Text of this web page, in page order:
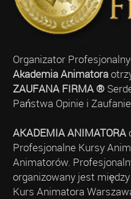
Organizator
Akademia Animatora
ZAUFANA FIRMA ®
Państwa Opinie i
AKADEMIA ANIMATORA
Profesjonalne Kursy
Animatorów.
organizowany jest
Kurs Animatora